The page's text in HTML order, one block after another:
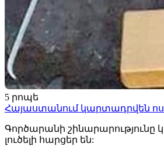
5 րոպե
Հայաստանում կարտադրվեն
Գործարանի
լուծելի հարցեր են: